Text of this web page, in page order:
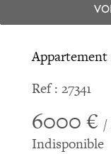
Ref : 27341
6000 € /
Indisponible